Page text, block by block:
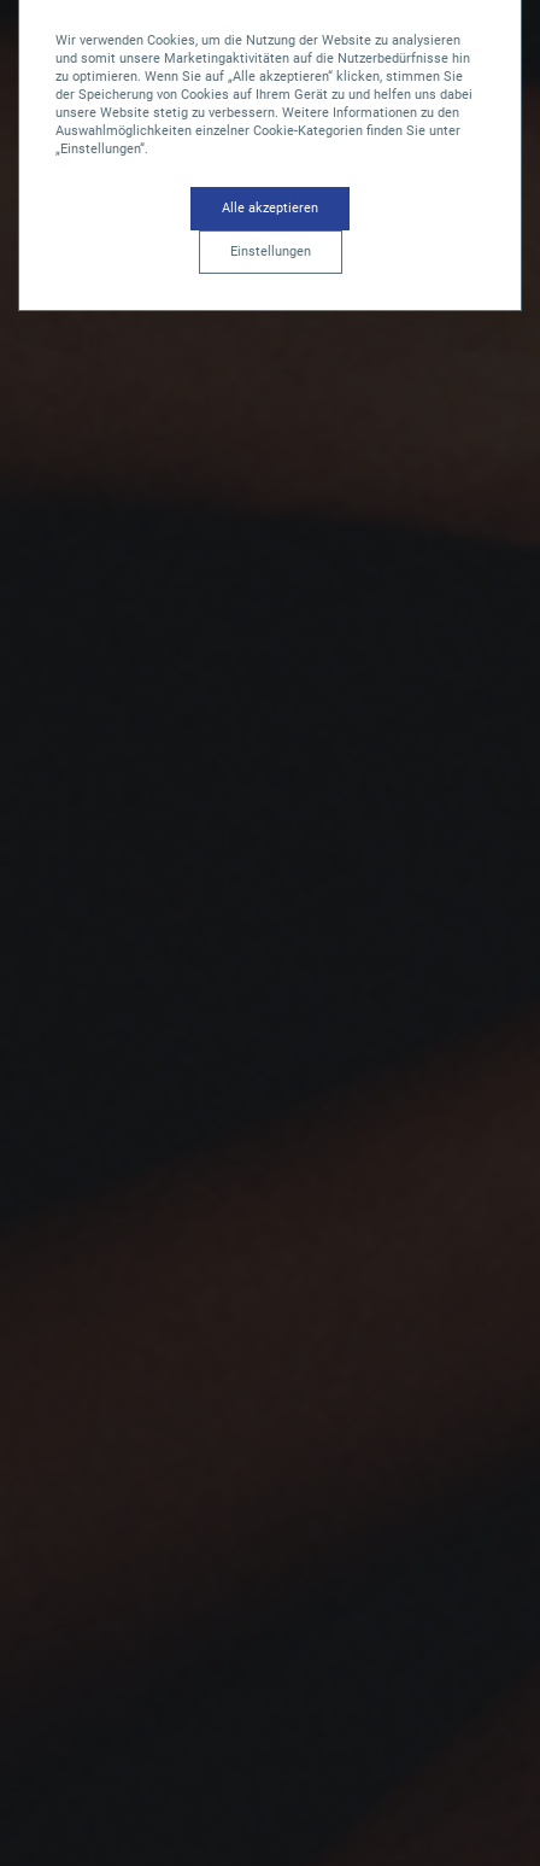
Wir verwenden Cookies, um die Nutzung der Website zu analysieren
und somit unsere Marketingaktivitäten auf die Nutzerbedürfnisse hin
zu optimieren. Wenn Sie auf „Alle akzeptieren“ klicken, stimmen Sie
der Speicherung von Cookies auf Ihrem Gerät zu und helfen uns dabei
unsere Website stetig zu verbessern. Weitere Informationen zu den
Auswahlmöglichkeiten einzelner Cookie-Kategorien finden Sie unter
„Einstellungen“.
Einstellungen
Alle akzeptieren